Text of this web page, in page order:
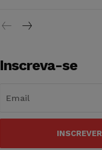
Inscreva-se
INSCREVER